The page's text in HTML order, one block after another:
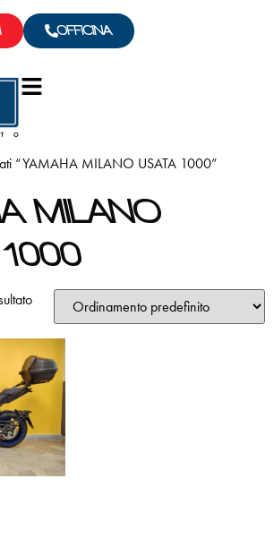
OFFICINA
“YAMAHA MILANO USATA 1000”
MILANO